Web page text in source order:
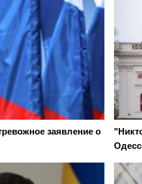
заявление о